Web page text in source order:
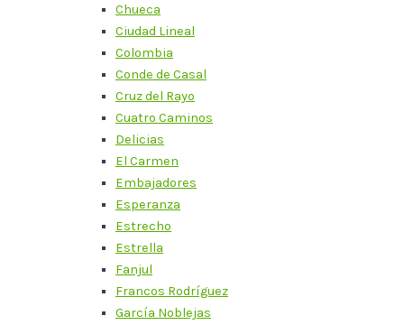
Chueca
Ciudad Lineal
Colombia
Conde de Casal
Cruz del Rayo
Cuatro Caminos
Delicias
El Carmen
Embajadores
Esperanza
Estrecho
Estrella
Fanjul
Francos Rodríguez
García Noblejas